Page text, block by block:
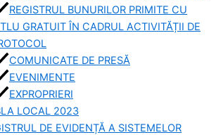
REGISTRUL BUNURILOR PRIMITE CU
GRATUIT ÎN CADRUL ACTIVITĂȚII DE
COMUNICATE DE PRESĂ
EVENIMENTE
EXPROPRIERI
LOCAL 2023
DE EVIDENȚĂ A SISTEMELOR